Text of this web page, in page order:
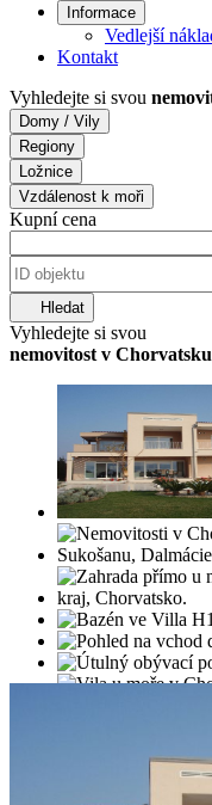
Informace
Vedlejší
Kontakt
Vyhledejte si svou
Domy / Vily
Regiony
Ložnice
Vzdálenost k moři
Kupní cena
Hledat
Vyhledejte si svou
nemovitost v Chorvatsku